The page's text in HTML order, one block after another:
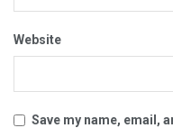
Website
Save my name, email,